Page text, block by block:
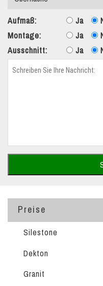
Aufmaß: Ja
Montage:
Ja
Ausschnitt:
Ja
Preise
Silestone
Dekton
Granit